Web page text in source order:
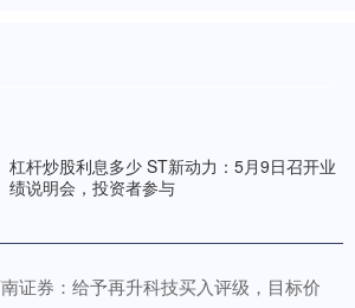
杠杆炒股利息多少 ST新动力：5月9日召开业
绩说明会，投资者参与
证券：给予再升科技买入评级，目标价